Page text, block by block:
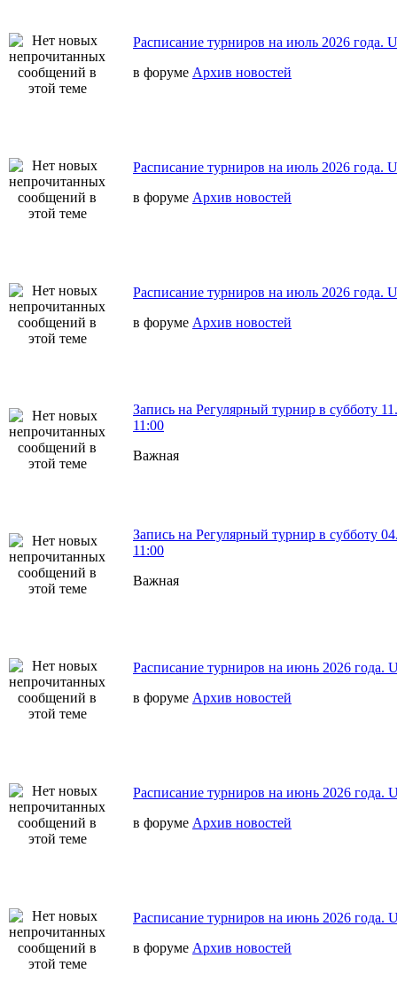
Расписание турниров на июль 2026 года.
в форуме Архив новостей
Расписание турниров на июль 2026 года.
в форуме Архив новостей
Расписание турниров на июль 2026 года.
в форуме Архив новостей
Запись на Регулярный турнир в субботу
11:00
Важная
Запись на Регулярный турнир в субботу
11:00
Важная
Расписание турниров на июнь 2026 года.
в форуме Архив новостей
Расписание турниров на июнь 2026 года.
в форуме Архив новостей
Расписание турниров на июнь 2026 года.
в форуме Архив новостей